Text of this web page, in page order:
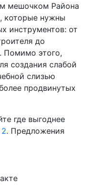
мешочком Района
которые нужны
инструментов: от
до
Помимо этого,
создания слабой
слизью
продвинутых
где выгоднее
. Предложения